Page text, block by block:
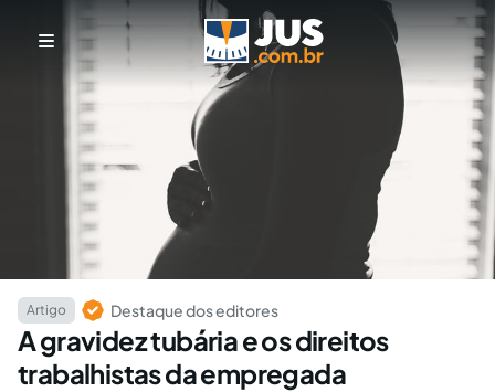
Artigo Destaque dos editores
A gravidez tubária e os direitos
trabalhistas da empregada